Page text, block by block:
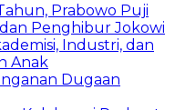
Prabowo Puji
Penghibur Jokowi
Industri, dan
Anak
Dugaan